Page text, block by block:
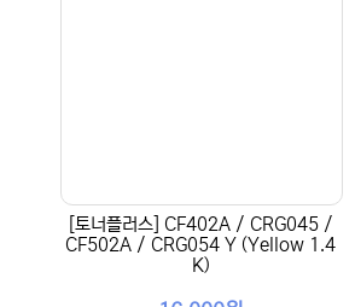
[토너플러스] CF402A / CRG045 /
CF502A / CRG054 Y (Yellow 1.4
K)